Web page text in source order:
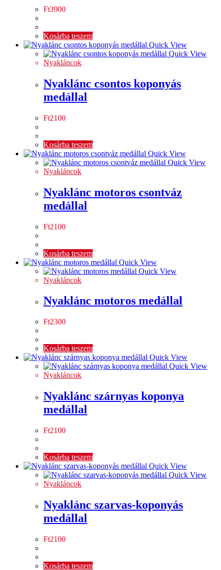
Ft3900
Kosárba teszem
Quick View
Quick View
Nyakláncok
Nyaklánc csontos koponyás
medállal
Ft2100
Kosárba teszem
Quick View
Quick View
Nyakláncok
Nyaklánc motoros csontváz
medállal
Ft2100
Kosárba teszem
Quick View
Quick View
Nyakláncok
Nyaklánc motoros medállal
Ft2300
Kosárba teszem
Quick View
Quick View
Nyakláncok
Nyaklánc szárnyas koponya
medállal
Ft2100
Kosárba teszem
Quick View
Quick View
Nyakláncok
Nyaklánc szarvas-koponyás
medállal
Ft2100
Kosárba teszem